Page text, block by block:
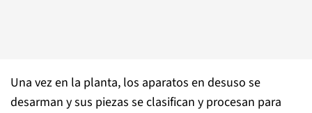
Una vez en la planta, los aparatos en desuso se
desarman y sus piezas se clasifican y procesan para